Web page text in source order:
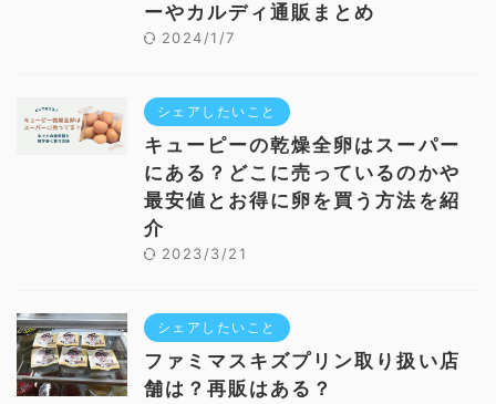
ーやカルディ通販まとめ
2024/1/7
シェアしたいこと
キューピーの乾燥全卵はスーパー
にある？どこに売っているのかや
最安値とお得に卵を買う方法を紹
介
2023/3/21
シェアしたいこと
ファミマスキズプリン取り扱い店
舗は？再販はある？